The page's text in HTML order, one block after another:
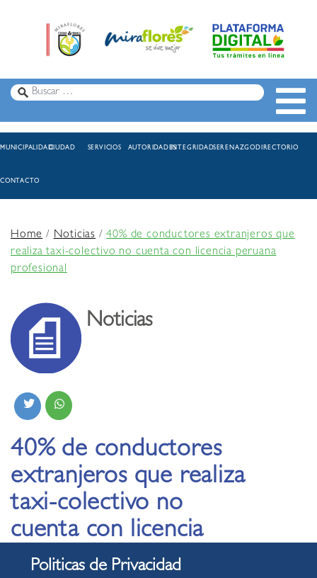
MUNICIPALIDADCIUDAD SERVICIOS AUTORIDADESINTEGRIDADSERENAZGODIRECTORIO
CONTACTO
Home/Noticias /40% de conductores extranjeros que
realiza taxi-colectivo no cuenta con licencia peruana
profesional
Noticias
40% de conductores
extranjeros que realiza
taxi-colectivo no
cuenta con licencia
peruana profesional